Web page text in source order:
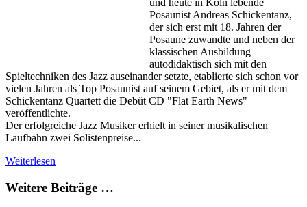
Posaunist Andreas Schickentanz,
der sich erst mit 18. Jahren der
Posaune zuwandte und neben der
klassischen Ausbildung
autodidaktisch sich mit den
Spieltechniken des Jazz auseinander setzte, etablierte sich schon vor
vielen Jahren als Top Posaunist auf seinem Gebiet, als er mit dem
Schickentanz Quartett die Debüt CD "Flat Earth News"
veröffentlichte.
Der erfolgreiche Jazz Musiker erhielt in seiner musikalischen
Laufbahn zwei Solistenpreise...
Weiterlesen
Weitere Beiträge …